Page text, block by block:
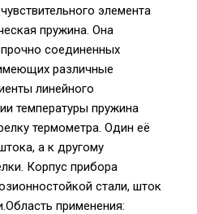
элемента
пружина. Она
прочно соединенных
различные
линейного
температуры пружина
термометра. Один её
а к другому
Корпус прибора
стали, шток
применения: